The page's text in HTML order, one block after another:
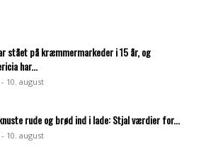
stået på kræmmermarkeder i 15 år, og
har...
- 10. august
rude og brød ind i lade: Stjal værdier for...
- 10. august